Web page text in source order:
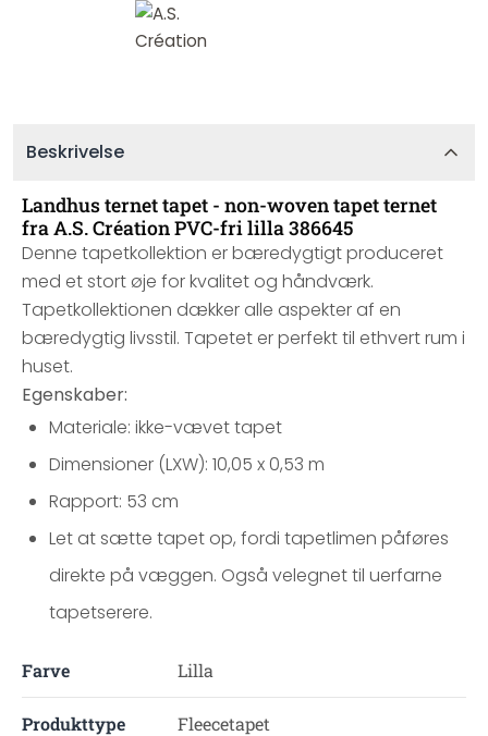
Beskrivelse
Landhus ternet tapet - non-woven tapet ternet
fra A.S. Création PVC-fri lilla 386645
Denne tapetkollektion er bæredygtigt produceret
med et stort øje for kvalitet og håndværk.
Tapetkollektionen dækker alle aspekter af en
bæredygtig livsstil. Tapetet er perfekt til ethvert rum i
huset.
Egenskaber:
Materiale: ikke-vævet tapet
Dimensioner (LXW): 10,05 x 0,53 m
Rapport: 53 cm
Let at sætte tapet op, fordi tapetlimen påføres
direkte på væggen. Også velegnet til uerfarne
tapetserere.
Farve Lilla
Produkttype Fleecetapet